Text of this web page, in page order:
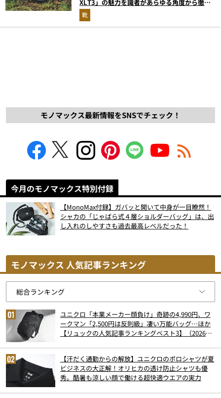
XLT3」の魅力を識者があらゆる角度から徹底
解説！
靴
モノマックス最新情報をSNSでチェック！
今月のモノマックス特別付録
【MonoMax付録】ガバッと開いて中身が一目瞭然！
シャカの「じゃばら式４層ショルダーバッグ」は、出
し入れのしやすさも過去最高レベルだった！
モノマックス 人気記事ランキング
ユニクロ「本業メーカー顔負け」奇跡の4,990円、ワ
ークマン「2,500円は反則級」凄い万能バッグ…ほか
【リュックの人気記事ランキングベスト3】（2026年
【汗だく通勤からの解放】ユニクロのポロシャツが夏
ビジネスの大正解！オリヒカの透け防止シャツも優
秀。酷暑も涼しい顔で働ける超快適ウエアの実力